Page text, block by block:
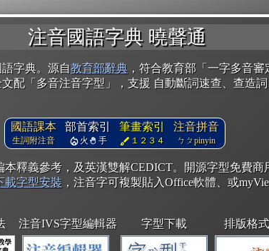
注音國語字典 曉聲通
字典。源自教育部辭典 ，符合教育部「一字多音
配「多音注音字型」，支援 自動斷詞速查、查造
國語課本
生詞附注音
部首索引
火 手
筆畫索引
１２３４
注音拼音
ㄅㄆpinyin
本釋義參考，及英漢雙解CEDICT。開源字型免費商
載字型安裝 ，注音字可複製貼入Office軟體、或
注音IVS字型編輯器 字型下載 排版格